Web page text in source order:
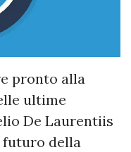
pronto alla
ultime
De Laurentiis
della